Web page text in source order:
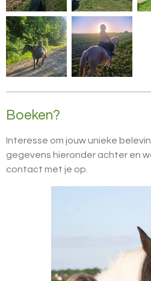
Boeken?
Interesse om jouw unieke
gegevens hieronder achter en
contact met je op.